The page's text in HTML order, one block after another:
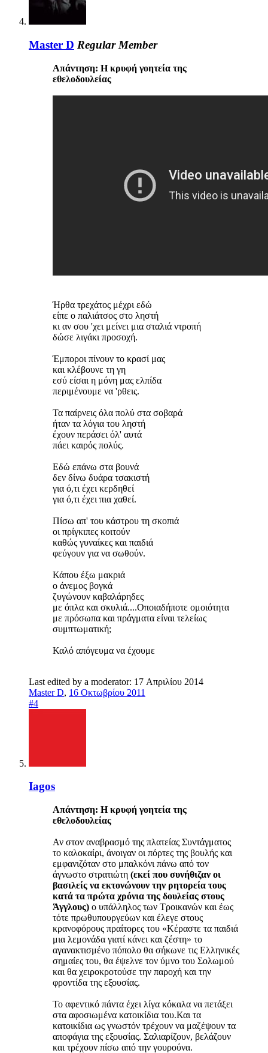
Master D Regular Member
Απάντηση: Η κρυφή γοητεία της
εθελοδουλείας
Ήρθα τρεχάτος μέχρι εδώ
είπε ο παλιάτσος στο ληστή
κι αν σου 'χει μείνει μια σταλιά ντροπή
δώσε λιγάκι προσοχή.
Έμποροι πίνουν το κρασί μας
και κλέβουνε τη γη
εσύ είσαι η μόνη μας ελπίδα
περιμένουμε να 'ρθεις.
Τα παίρνεις όλα πολύ στα σοβαρά
ήταν τα λόγια του ληστή
έχουν περάσει όλ' αυτά
πάει καιρός πολύς.
Εδώ επάνω στα βουνά
δεν δίνω δυάρα τσακιστή
για ό,τι έχει κερδηθεί
για ό,τι έχει πια χαθεί.
Πίσω απ' του κάστρου τη σκοπιά
οι πρίγκιπες κοιτούν
καθώς γυναίκες και παιδιά
φεύγουν για να σωθούν.
Κάπου έξω μακριά
ο άνεμος βογκά
ζυγώνουν καβαλάρηδες
με όπλα και σκυλιά....Οποιαδήποτε ομοιότητα
με πρόσωπα και πράγματα είναι τελείως
συμπτωματική;
Καλό απόγευμα να έχουμε
Last edited by a moderator: 17 Απριλίου 2014
Master D, 16 Οκτωβρίου 2011
#4
Iagos
Απάντηση: Η κρυφή γοητεία της
εθελοδουλείας
Αν στον αναβρασμό της πλατείας Συντάγματος
το καλοκαίρι, άνοιγαν οι πόρτες της βουλής και
εμφανιζόταν στο μπαλκόνι πάνω από τον
άγνωστο στρατιώτη (εκεί που συνήθιζαν οι
βασιλείς να εκτονώνουν την ρητορεία τους
κατά τα πρώτα χρόνια της δουλείας στους
Άγγλους) ο υπάλληλος των Τροικανών και έως
τότε πρωθυπουργεύων και έλεγε στους
κρανοφόρους πραίτορες του «Κέραστε τα παιδιά
μια λεμονάδα γιατί κάνει και ζέστη» το
αγανακτισμένο πόπολο θα σήκωνε τις Ελληνικές
σημαίες του, θα έψελνε τον ύμνο του Σολωμού
και θα χειροκροτούσε την παροχή και την
φροντίδα της εξουσίας.
Το αφεντικό πάντα έχει λίγα κόκαλα να πετάξει
στα αφοσιωμένα κατοικίδια του.Και τα
κατοικίδια ως γνωστόν τρέχουν να μαζέψουν τα
αποφάγια της εξουσίας. Σαλιαρίζουν, βελάζουν
και τρέχουν πίσω από την γουρούνα.